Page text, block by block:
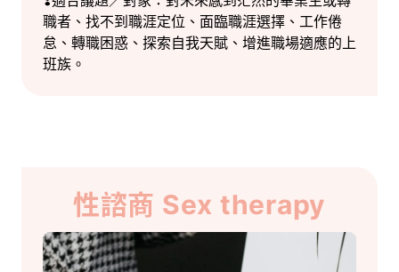
職者、找不到職涯定位、面臨職涯選擇、工作倦
怠、轉職困惑、探索自我天賦、增進職場適應的上
班族。
性諮商 Sex therapy